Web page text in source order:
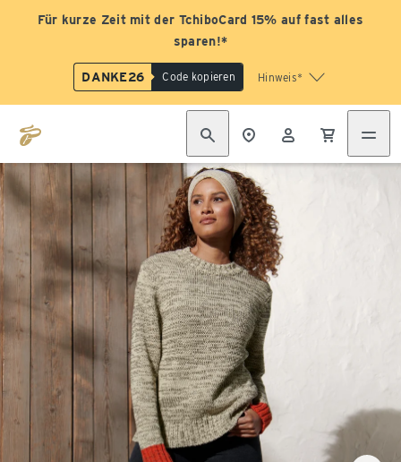
Für kurze Zeit mit der TchiboCard 15% auf fast alles
sparen!*
DANKE26 Code kopieren Hinweis*